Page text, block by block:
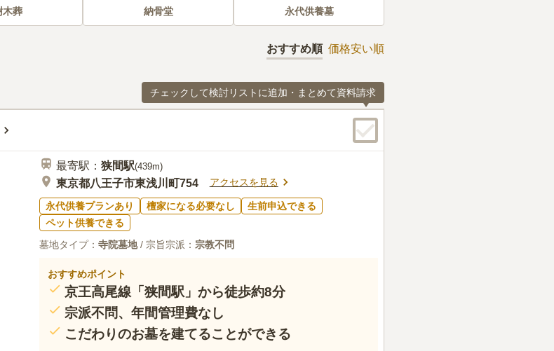
木葬 納骨堂 永代供養墓
おすすめ順 価格安い順
チェックして検討リストに追加・まとめて資料請求
最寄駅： 狭間駅(439m)
東京都八王子市東浅川町754 アクセスを見る
永代供養プランあり 檀家になる必要なし
生前申込できる
ペット供養できる
墓地タイプ： 寺院墓地/ 宗旨宗派： 宗教不問
おすすめポイント
京王高尾線「狭間駅」から徒歩約8分
宗派不問、年間管理費なし
こだわりのお墓を建てることができる